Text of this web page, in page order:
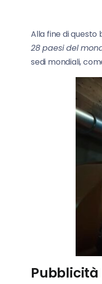
Alla fine di questo
28 paesi del
sedi mondiali,
Pubblicità